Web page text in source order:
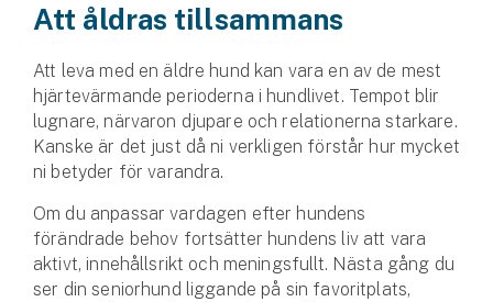
Att åldras tillsammans
Att leva med en äldre hund kan vara en av de mest
hjärtevärmande perioderna i hundlivet. Tempot blir
lugnare, närvaron djupare och relationerna starkare.
Kanske är det just då ni verkligen förstår hur mycket
ni betyder för varandra.
Om du anpassar vardagen efter hundens
förändrade behov fortsätter hundens liv att vara
aktivt, innehållsrikt och meningsfullt. Nästa gång du
ser din seniorhund liggande på sin favoritplats,